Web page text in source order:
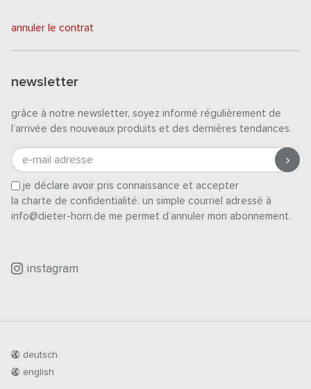
annuler le contrat
newsletter
grâce à notre newsletter, soyez informé régulièrement de
l’arrivée des nouveaux produits et des dernières tendances.
e-mail adresse
je déclare avoir pris connaissance et accepter
la charte de confidentialité. un simple courriel adressé à
info@dieter-horn.de me permet d’annuler mon abonnement.
instagram
deutsch
english